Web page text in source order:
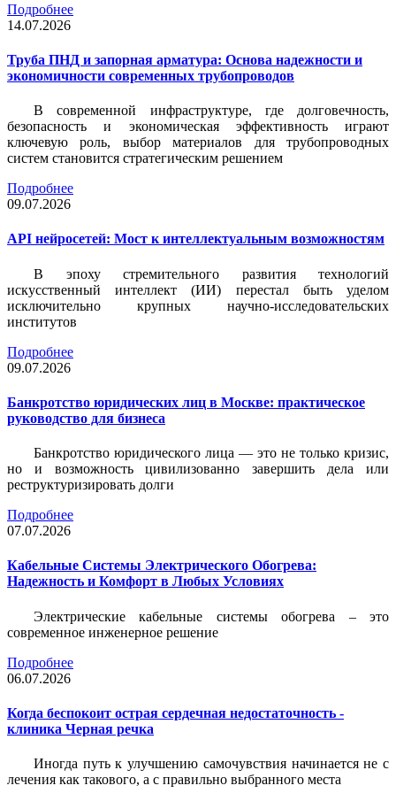
Подробнее
14.07.2026
Труба ПНД и запорная арматура: Основа надежности и
экономичности современных трубопроводов
В современной инфраструктуре, где долговечность,
безопасность и экономическая эффективность играют
ключевую роль, выбор материалов для трубопроводных
систем становится стратегическим решением
Подробнее
09.07.2026
API нейросетей: Мост к интеллектуальным возможностям
В эпоху стремительного развития технологий
искусственный интеллект (ИИ) перестал быть уделом
исключительно крупных научно-исследовательских
институтов
Подробнее
09.07.2026
Банкротство юридических лиц в Москве: практическое
руководство для бизнеса
Банкротство юридического лица — это не только кризис,
но и возможность цивилизованно завершить дела или
реструктуризировать долги
Подробнее
07.07.2026
Кабельные Системы Электрического Обогрева:
Надежность и Комфорт в Любых Условиях
Электрические кабельные системы обогрева – это
современное инженерное решение
Подробнее
06.07.2026
Когда беспокоит острая сердечная недостаточность -
клиника Черная речка
Иногда путь к улучшению самочувствия начинается не с
лечения как такового, а с правильно выбранного места